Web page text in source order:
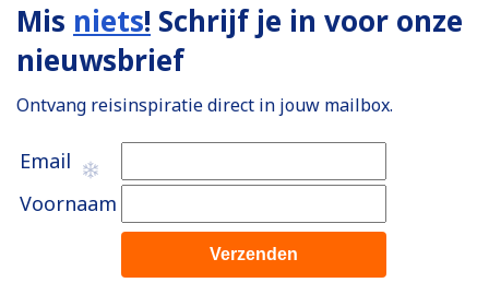
Mis niets! Schrijf je in voor onze
nieuwsbrief
Ontvang reisinspiratie direct in jouw mailbox.
Email
Voornaam